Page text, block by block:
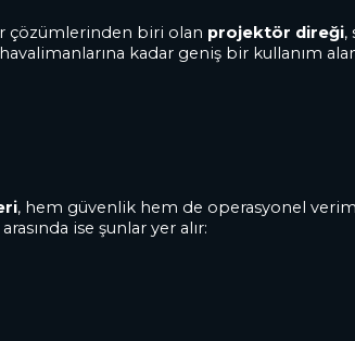
çözümlerinden biri olan projektör direği,
kadar geniş bir kullanım
, hem güvenlik hem de operasyonel
ise şunlar yer alır: